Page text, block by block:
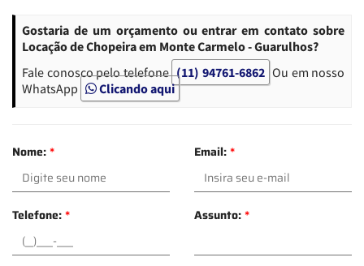
Gostaria de um orçamento ou entrar em contato sobre
Locação de Chopeira em Monte Carmelo - Guarulhos?
Fale conosco pelo telefone (11) 94761-6862 Ou em nosso
WhatsApp
Clicando aqui
Nome:* Email:*
Telefone:* Assunto:*